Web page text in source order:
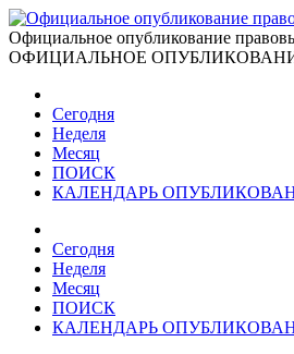
Официальное опубликование
ОФИЦИАЛЬНОЕ
Сегодня
Неделя
Месяц
ПОИСК
КАЛЕНДАРЬ
Сегодня
Неделя
Месяц
ПОИСК
КАЛЕНДАРЬ